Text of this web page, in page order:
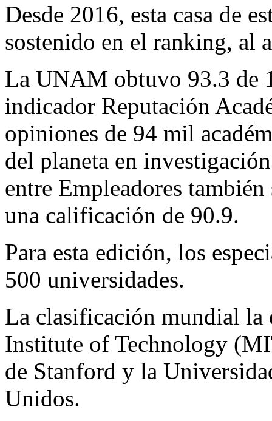
Desde 2016, esta casa de
sostenido en el ranking, al
La UNAM obtuvo 93.3 de
indicador Reputación
opiniones de 94 mil
del planeta en
entre Empleadores
una calificación de 90.9.
Para esta edición, los
500 universidades.
La clasificación mundial la
Institute of Technology
de Stanford y la
Unidos.